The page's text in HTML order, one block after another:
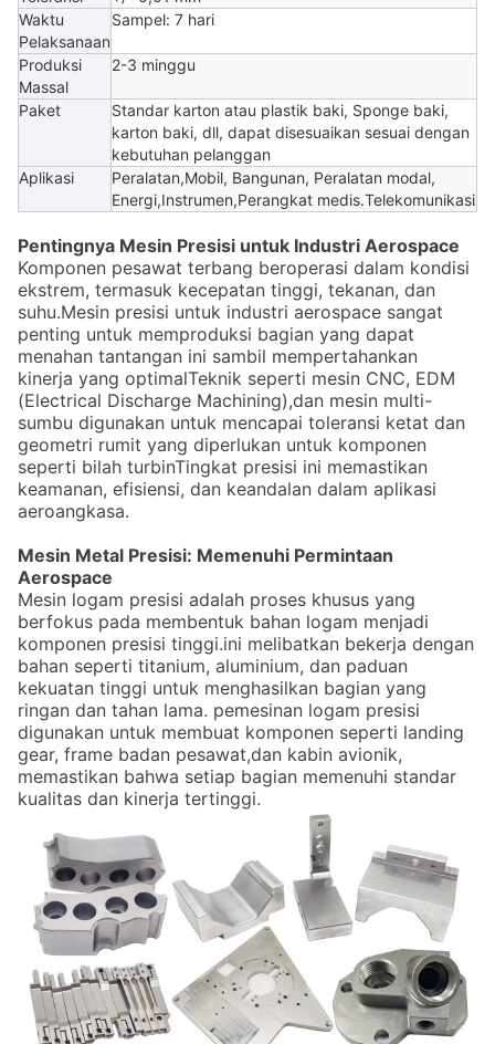
Waktu
Pelaksanaan
Sampel: 7 hari
Produksi
Massal
2-3 minggu
Paket
Standar karton atau plastik baki, Sponge baki,
karton baki, dll, dapat disesuaikan sesuai dengan
kebutuhan pelanggan
Aplikasi
Peralatan,Mobil, Bangunan, Peralatan modal,
Energi,Instrumen,Perangkat medis.Telekomunikasi
Pentingnya Mesin Presisi untuk Industri Aerospace
Komponen pesawat terbang beroperasi dalam kondisi
ekstrem, termasuk kecepatan tinggi, tekanan, dan
suhu.Mesin presisi untuk industri aerospace sangat
penting untuk memproduksi bagian yang dapat
menahan tantangan ini sambil mempertahankan
kinerja yang optimalTeknik seperti mesin CNC, EDM
(Electrical Discharge Machining),dan mesin multi-
sumbu digunakan untuk mencapai toleransi ketat dan
geometri rumit yang diperlukan untuk komponen
seperti bilah turbinTingkat presisi ini memastikan
keamanan, efisiensi, dan keandalan dalam aplikasi
aeroangkasa.
Mesin Metal Presisi: Memenuhi Permintaan
Aerospace
Mesin logam presisi adalah proses khusus yang
berfokus pada membentuk bahan logam menjadi
komponen presisi tinggi.ini melibatkan bekerja dengan
bahan seperti titanium, aluminium, dan paduan
kekuatan tinggi untuk menghasilkan bagian yang
ringan dan tahan lama. pemesinan logam presisi
digunakan untuk membuat komponen seperti landing
gear, frame badan pesawat,dan kabin avionik,
memastikan bahwa setiap bagian memenuhi standar
kualitas dan kinerja tertinggi.